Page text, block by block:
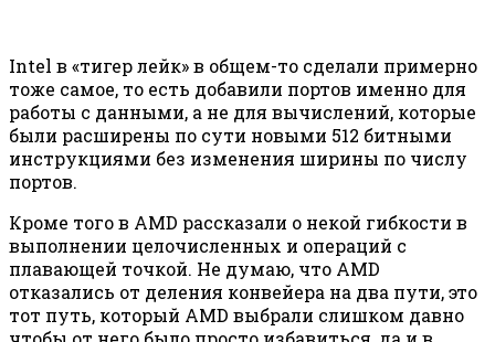
Intel в «тигер лейк» в общем-то сделали примерно
тоже самое, то есть добавили портов именно для
работы с данными, а не для вычислений, которые
были расширены по сути новыми 512 битными
инструкциями без изменения ширины по числу
портов.
Кроме того в AMD рассказали о некой гибкости в
выполнении целочисленных и операций с
плавающей точкой. Не думаю, что AMD
отказались от деления конвейера на два пути, это
тот путь, который AMD выбрали слишком давно